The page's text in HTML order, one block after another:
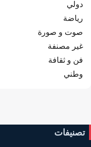
دولي
رياضة
صوت و صورة
غير مصنفة
فن و ثقافة
وطني
تصنيفات